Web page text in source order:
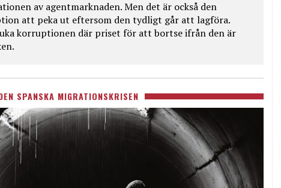
av agentmarknaden. Men det är också den
att peka ut eftersom den tydligt går att lagföra.
korruptionen där priset för att bortse ifrån den är
SPANSKA MIGRATIONSKRISEN